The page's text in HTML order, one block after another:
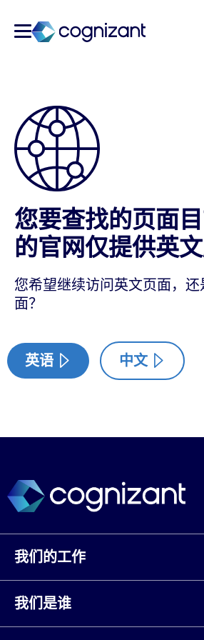
您要查找的页面
的官网仅提供英文
您希望继续访问英文页面，还
面？
英语 中文
我们的工作
我们是谁